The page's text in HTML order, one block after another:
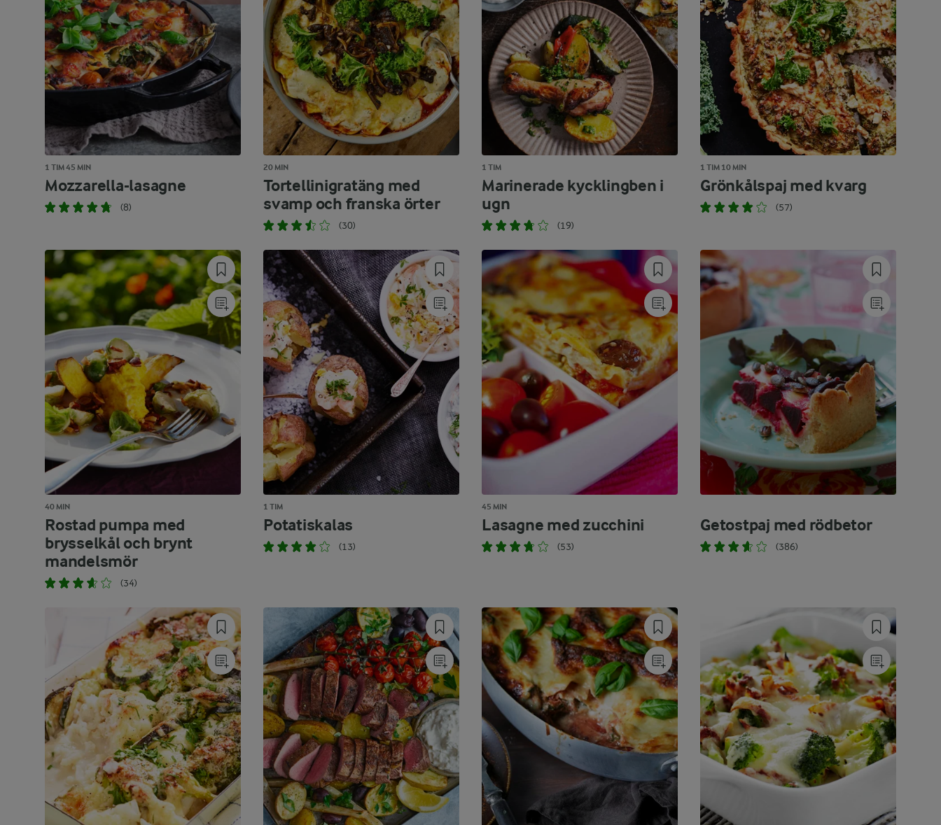
1 TIM 45 MIN
Mozzarella-lasagne
(8)
20 MIN
Tortellinigratäng med
svamp och franska örter
(30)
1 TIM
Marinerade kycklingben i
ugn
(19)
1 TIM 10 MIN
Grönkålspaj med kvarg
(57)
40 MIN
Rostad pumpa med
brysselkål och brynt
mandelsmör
(34)
1 TIM
Potatiskalas
(13)
45 MIN
Lasagne med zucchini
(53)
Getostpaj med rödbetor
(386)